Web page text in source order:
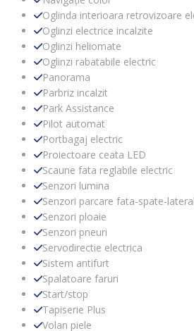
Oglinda interioara retrovizoare
Oglinzi electrice incalzite
Oglinzi heliomate
Oglinzi rabatabile electric
Panorama
Parbriz incalzit
Park Assistance
Pilot automat
Portbagaj electric
Proiectoare ceata LED
Scaune fata reglabile electric
Senzori lumina
Senzori parcare fata-spate-
Senzori ploaie
Senzori pneuri
Servodirectie electrica
Sistem antifurt
Spalatoare faruri
Start/stop
Tapiserie Plus
Volan piele